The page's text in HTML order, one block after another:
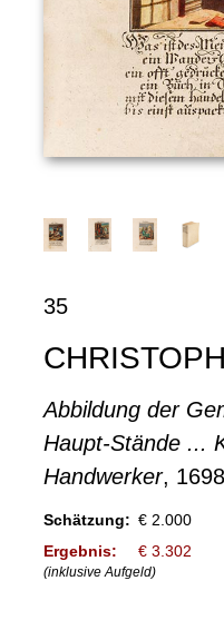
35
Abbildung der
Haupt-Stände ...
Handwerker,
Schätzung: € 2.000
Ergebnis:
€ 3.302
(inklusive Aufgeld)